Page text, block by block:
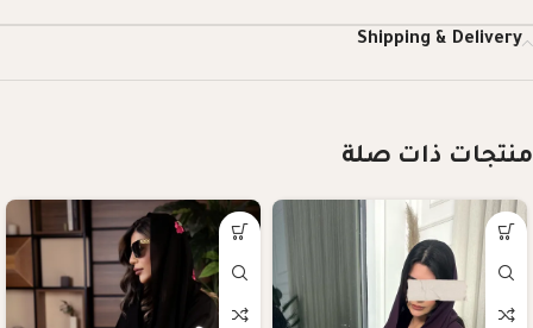
Shipping & Delivery
منتجات ذات صلة